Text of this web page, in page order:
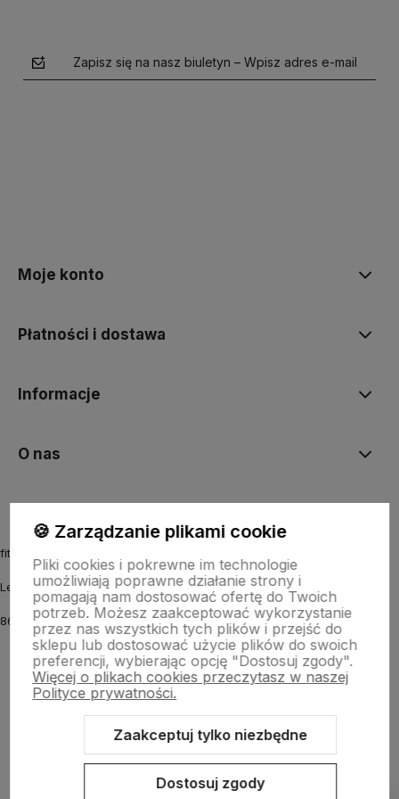
Zapisz się na nasz biuletyn – Wpisz adres e-mail
Moje konto
Płatności i dostawa
Informacje
O nas
fitmyhorse.pl Sklep jeździecki
Letnia 12
86-031 Osielsko k. Bydgoszczy
Sklep internetowy Shoper.pl Szablon Shoper Modern 3.0™
🍪 Zarządzanie plikami cookie
Pliki cookies i pokrewne im technologie
umożliwiają poprawne działanie strony i
pomagają nam dostosować ofertę do Twoich
potrzeb. Możesz zaakceptować wykorzystanie
przez nas wszystkich tych plików i przejść do
sklepu lub dostosować użycie plików do swoich
preferencji, wybierając opcję "Dostosuj zgody".
Więcej o plikach cookies przeczytasz w naszej
Polityce prywatności.
Zaakceptuj tylko niezbędne
Dostosuj zgody